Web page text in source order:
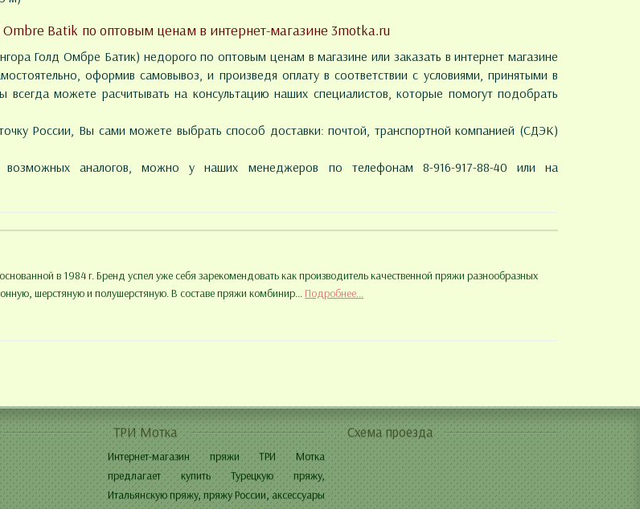
Batik по оптовым ценам в интернет-магазине 3motka.ru
Голд Омбре Батик) недорого по оптовым ценам в магазине или заказать в интернет магазине
оформив самовывоз, и произведя оплату в соответствии с условиями, принятыми в
можете расчитывать на консультацию наших специалистов, которые помогут подобрать
России, Вы сами можете выбрать способ доставки: почтой, транспортной компанией (СДЭК)
возможных аналогов, можно у наших менеджеров по телефонам 8-916-917-88-40 или на
в 1984 г. Бренд успел уже себя зарекомендовать как производитель качественной пряжи разнообразных
шерстяную и полушерстяную. В составе пряжи комбинир... Подробнее...
ТРИ Мотка
Интернет-магазин пряжи ТРИ Мотка
предлагает купить Турецкую пряжу,
Итальянскую пряжу, пряжу России, аксессуары
Схема проезда